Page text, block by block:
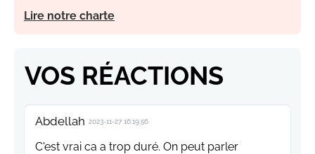
Lire notre charte
VOS RÉACTIONS
Abdellah 2023-11-27 16:19:56
C'est vrai ca a trop duré. On peut parler